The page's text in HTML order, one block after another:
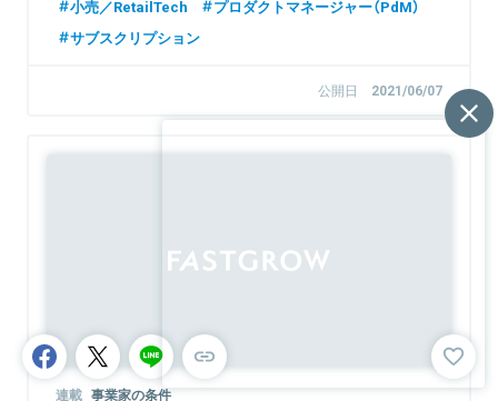
小売／RetailTech
プロダクトマネージャー（PdM）
サブスクリプション
公開日 2021/06/07
連載 事業家の条件